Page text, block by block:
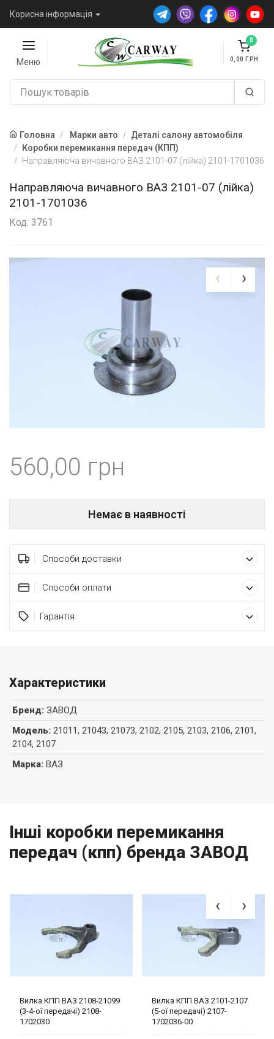
Корисна інформація
Меню
0
0,00
Головна Марки авто
Деталі салону автомобіля
Коробки перемикання передач (КПП)
Направляюча вичавного ВАЗ 2101-07 (лійка) 2101-1701036
Направляюча вичавного ВАЗ 2101-07 (лійка)
2101-1701036
Код: 3761
560,00
Немає в наявності
Способи доставки
Способи оплати
Гарантія
Характеристики
Бренд: ЗАВОД
Модель: 21011, 21043, 21073, 2102, 2105, 2103, 2106, 2101,
2104, 2107
Марка: ВАЗ
Інші коробки перемикання
передач (кпп) бренда ЗАВОД
Вилка КПП ВАЗ 2108-21099
(3-4-ої передачі) 2108-
1702030
Вилка КПП ВАЗ 2101-2107
(5-ої передачі) 2107-
1702036-00